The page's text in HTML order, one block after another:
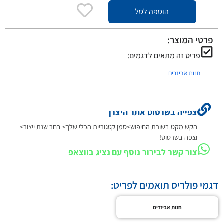
הוספה לסל
פרטי המוצר:
פריט זה מתאים לדגמים:
חנות אביזרים
צפייה בשרטוט אתר היצרן
הקש מקט בשורת החיפוש>סמן קטגוריית הכלי שלך> בחר שנת ייצור>
וצפה בשרטוט!
צור קשר לבירור נוסף עם נציג בווצאפ
דגמי פולריס תואמים לפריט:
חנות אביזרים